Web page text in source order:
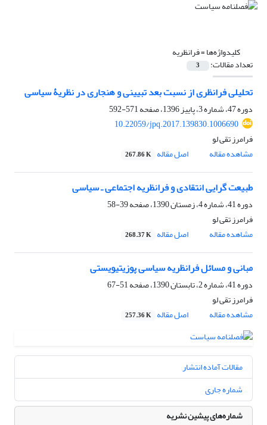
کلیدواژه‌ها =فرانظریه
تعداد مقالات: 3
تحلیلی فرانظری از نسبت بعد تبیینی و هنجاری در نظریۀ سیاسی
دوره 47، شماره 3، پاییز 1396، صفحه
571-592
10.22059/jpq.2017.139830.1006690
فرامرز تقی لو
مشاهده مقاله
اصل مقاله 267.86 K
طبیعت گرایی انتقادی و فرانظریه اجتماعی ـ سیاسی
دوره 41، شماره 4، زمستان 1390، صفحه
39-58
فرامرز تقی لو
مشاهده مقاله
اصل مقاله 268.37 K
مبانی و مسائل فرانظریه سیاسی پوزیتیویستی
دوره 41، شماره 2، تابستان 1390، صفحه
51-67
فرامرز تقی لو
مشاهده مقاله
اصل مقاله 257.36 K
مقالات آماده انتشار
شماره جاری
شماره‌های پیشین نشریه